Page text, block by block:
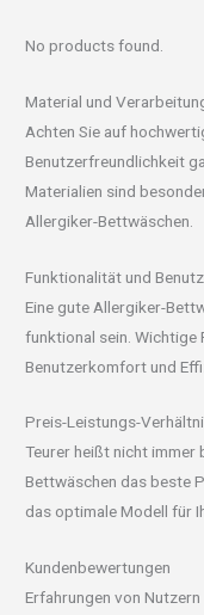
No products found.
Material und
Achten Sie auf
Benutzerfreundlichkeit
Materialien sind
Allergiker-Bettwäschen.
Funktionalität und
Eine gute Allergiker-
funktional sein. Wichtige
Benutzerkomfort und
Preis-Leistungs-
Teurer heißt nicht immer
Bettwäschen das beste
das optimale Modell für
Kundenbewertungen
Erfahrungen von